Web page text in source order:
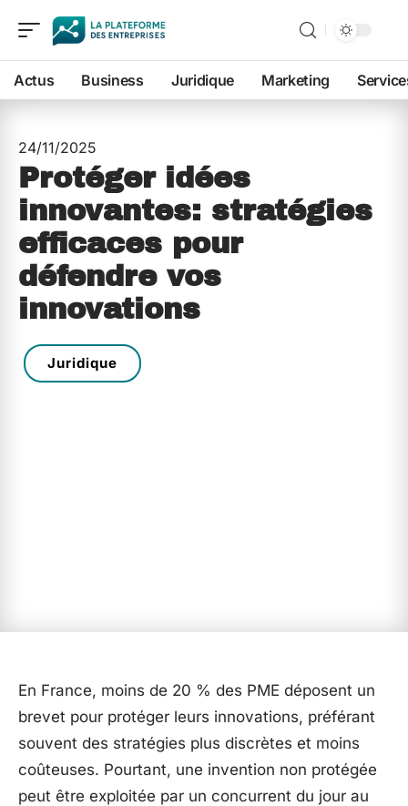
Actus Business Juridique Marketing
24/11/2025
Protéger idées
innovantes: stratégies
efficaces pour
défendre vos
innovations
Juridique
En France, moins de 20 % des PME déposent un
brevet pour protéger leurs innovations, préférant
souvent des stratégies plus discrètes et moins
coûteuses. Pourtant, une invention non protégée
peut être exploitée par un concurrent du jour au